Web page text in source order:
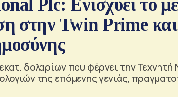
Plc: Eνισχύει το
στην Twin Prime
δολαρίων που φέρνει την
της επόμενης γενιάς,